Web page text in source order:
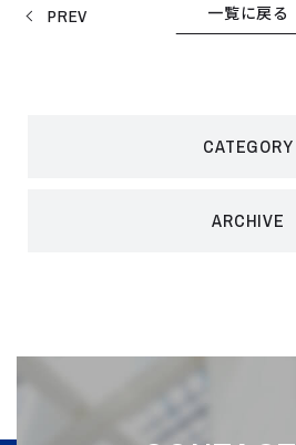
PREV 一覧に戻る
CATEGORY
ARCHIVE